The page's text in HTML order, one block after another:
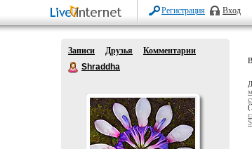
Регистрация Вход
Записи Друзья
Комментарии
Shraddha